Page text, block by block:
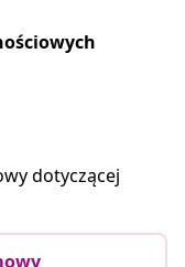
dotyczącej